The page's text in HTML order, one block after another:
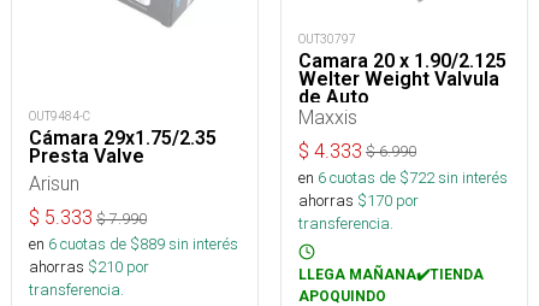
OUT9484-C
Cámara 29x1.75/2.35
Presta Valve
Arisun
$ 5.333 $7.990
en 6cuotas de $889sin interés
ahorras $210 por
transferencia.
OUT30797
Camara 20 x 1.90/2.125
Welter Weight Valvula
de Auto
Maxxis
$ 4.333 $6.990
en 6cuotas de $722sin interés
ahorras $170 por
transferencia.
LLEGA MAÑANA✔️TIENDA
APOQUINDO